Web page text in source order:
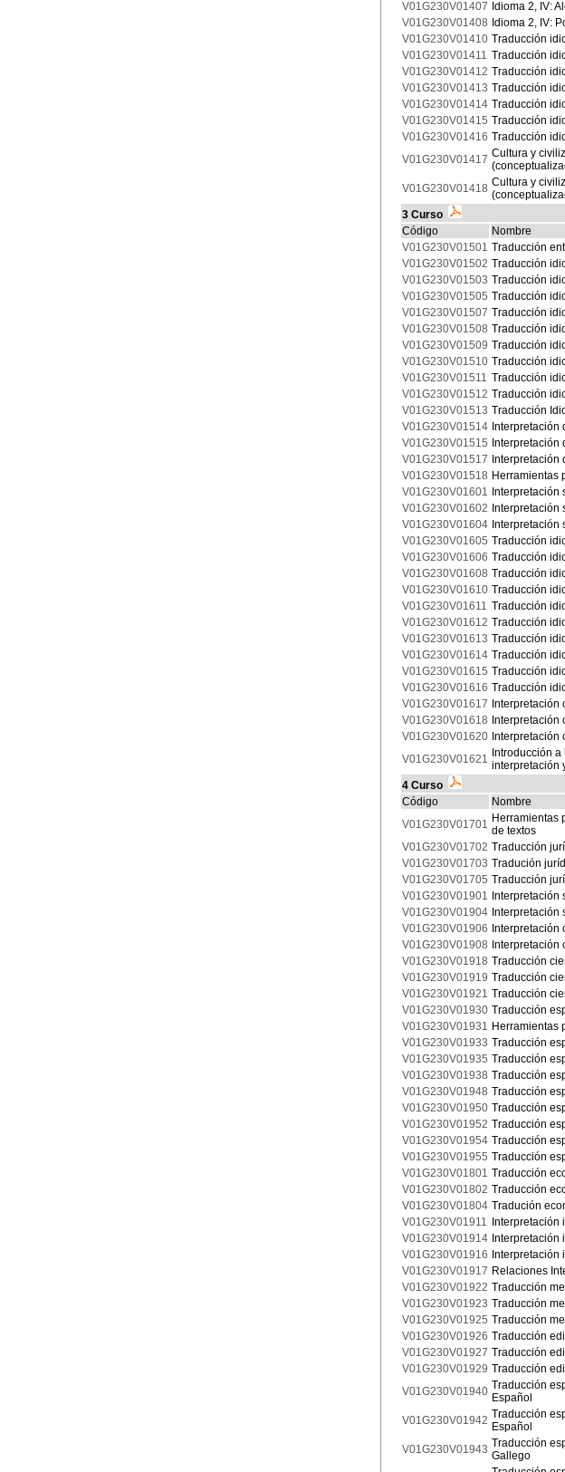
V01G230V01407 Idioma 2, IV:
V01G230V01408 Idioma 2, IV:
V01G230V01410 Traducción
V01G230V01411 Traducción
V01G230V01412 Traducción
V01G230V01413 Traducción
V01G230V01414 Traducción
V01G230V01415 Traducción
V01G230V01416 Traducción
V01G230V01417 Cultura y
V01G230V01418 Cultura y
3 Curso
Código
Nombre
V01G230V01501 Traducción
V01G230V01502 Traducción
V01G230V01503 Traducción
V01G230V01505 Traducción
V01G230V01507 Traducción
V01G230V01508 Traducción
V01G230V01509 Traducción
V01G230V01510 Traducción
V01G230V01511 Traducción
V01G230V01512 Traducción
V01G230V01513 Traducción
V01G230V01514 Interpretación
V01G230V01515 Interpretación
V01G230V01517 Interpretación
V01G230V01518 Herramientas
V01G230V01601 Interpretación
V01G230V01602 Interpretación
V01G230V01604 Interpretación
V01G230V01605 Traducción
V01G230V01606 Traducción
V01G230V01608 Traducción
V01G230V01610 Traducción
V01G230V01611 Traducción
V01G230V01612 Traducción
V01G230V01613 Traducción
V01G230V01614 Traducción
V01G230V01615 Traducción
V01G230V01616 Traducción
V01G230V01617 Interpretación
V01G230V01618 Interpretación
V01G230V01620 Interpretación
V01G230V01621 Introducción
interpretación
4 Curso
Código
Nombre
V01G230V01701 Herramientas
de textos
V01G230V01702 Traducción
V01G230V01703 Tradución
V01G230V01705 Traducción
V01G230V01901 Interpretación
V01G230V01904 Interpretación
V01G230V01906 Interpretación
V01G230V01908 Interpretación
V01G230V01918 Traducción
V01G230V01919 Traducción
V01G230V01921 Traducción
V01G230V01930 Traducción
V01G230V01931 Herramientas
V01G230V01933 Traducción
V01G230V01935 Traducción
V01G230V01938 Traducción
V01G230V01948 Traducción
V01G230V01950 Traducción
V01G230V01952 Traducción
V01G230V01954 Traducción
V01G230V01955 Traducción
V01G230V01801 Traducción
V01G230V01802 Traducción
V01G230V01804 Tradución
V01G230V01911
Interpretación
V01G230V01914 Interpretación
V01G230V01916 Interpretación
V01G230V01917 Relaciones
V01G230V01922 Traducción
V01G230V01923 Traducción
V01G230V01925 Traducción
V01G230V01926 Traducción
V01G230V01927 Traducción
V01G230V01929 Traducción
V01G230V01940 Traducción
Español
V01G230V01942 Traducción
Español
V01G230V01943 Traducción
Gallego